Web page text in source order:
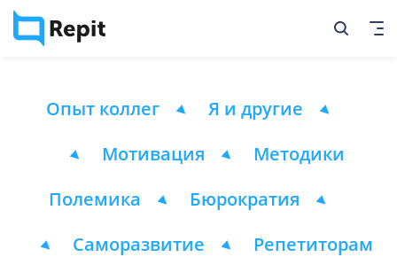
Опыт коллег
Я и другие
Мотивация
Методики
Полемика
Бюрократия
Саморазвитие
Репетиторам